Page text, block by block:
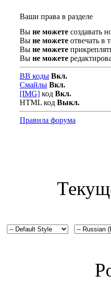
Ваши права в разделе
Вы не можете создавать
Вы не можете отвечать в
Вы не можете
Вы не можете
BB коды Вкл.
Смайлы Вкл.
[IMG] код Вкл.
HTML код Выкл.
Правила форума